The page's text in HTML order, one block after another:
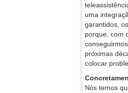
uma
garantidos,
porque, com
próximas
colocar
Nós temos